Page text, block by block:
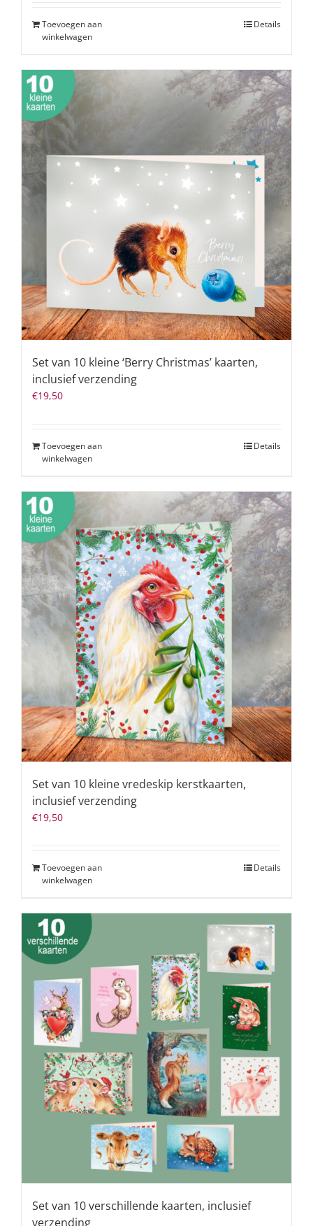
Toevoegen aan
winkelwagen
Details
Set van 10 kleine ‘Berry Christmas’ kaarten,
inclusief verzending
€19,50
Toevoegen aan
winkelwagen
Details
Set van 10 kleine vredeskip kerstkaarten,
inclusief verzending
€19,50
Toevoegen aan
winkelwagen
Details
Set van 10 verschillende kaarten, inclusief
verzending